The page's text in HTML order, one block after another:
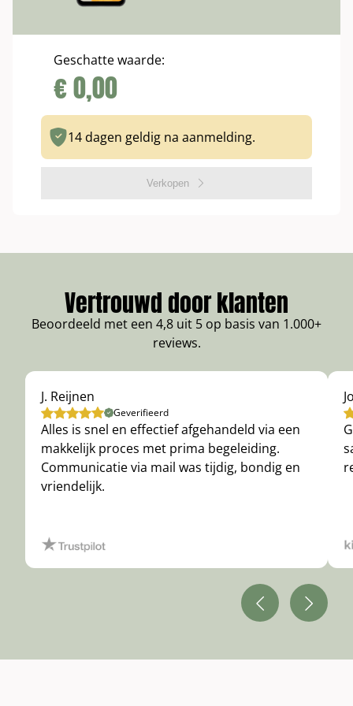
Geschatte waarde:
€0,00
14 dagen geldig na aanmelding.
Verkopen
Vertrouwd door klanten
Beoordeeld met een 4,8 uit 5 op basis van 1.000+
reviews.
J. Reijnen
Geverifieerd
Alles is snel en effectief afgehandeld via een
makkelijk proces met prima begeleiding.
Communicatie via mail was tijdig, bondig en
vriendelijk.